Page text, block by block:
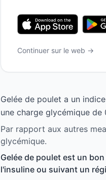
Continuer sur le web →
Gelée de poulet a un
une charge glycémique
Par rapport aux autres
glycémique.
Gelée de poulet est un
l'insuline ou suivant un